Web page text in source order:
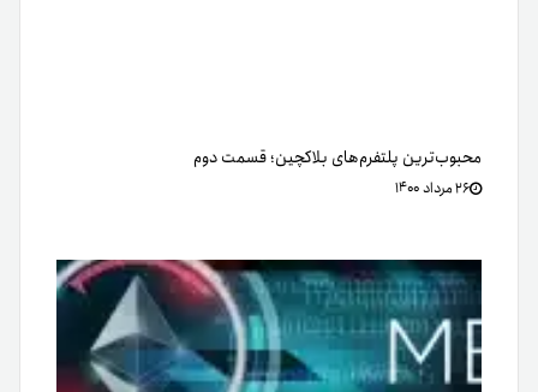
محبوب‌ترین پلتفرم‌های بلاکچین؛ قسمت دوم
۲۶ مرداد ۱۴۰۰